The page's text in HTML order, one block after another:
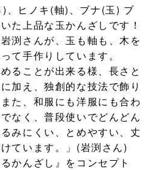
、ヒノキ(軸)、ブナ(玉) ブ
た上品な玉かんざしです！
渕さんが、玉も軸も、木を
て手作りしています。
ることが出来る様、長さと
加え、独創的な技法で飾り
た、和服にも洋服にも合わ
なく、普段使いでどんどん
みにくい、とめやすい、丈
ています。」(岩渕さん)
かんざし』をコンセプト